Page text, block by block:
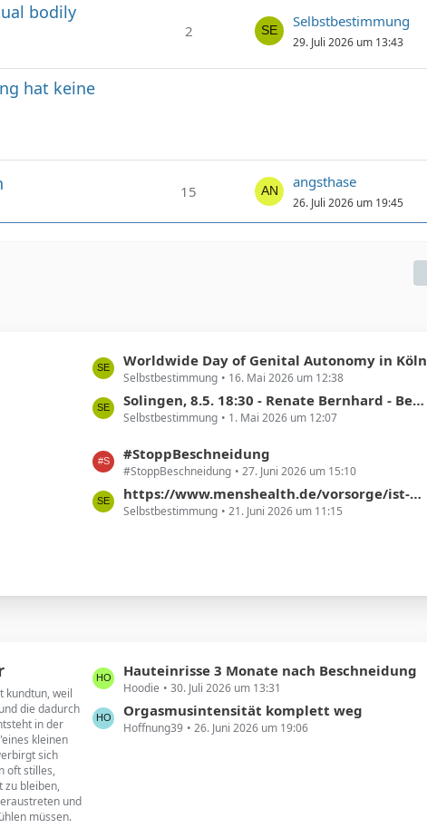
bodily
2
Selbstbestimmung
29. Juli 2026 um 13:43
hat keine
15
angsthase
26. Juli 2026 um 19:45
L
e
t
z
e
e
g
Worldwide Day of Genital Autonomy in Köln
Selbstbestimmung 16. Mai 2026 um 12:38
Solingen, 8.5. 18:30 - Renate Bernhard - Beschneidung ist nicht nur ein Thema von Religion oder Migration
Selbstbestimmung 1. Mai 2026 um 12:07
L
e
t
z
e
ä
g
e
#StoppBeschneidung
#StoppBeschneidung 27. Juni 2026 um 15:10
https://www.menshealth.de/vorsorge/ist-eine-beschneidung-sinnvoll/
Selbstbestimmung 21. Juni 2026 um 11:15
kundtun, weil
die dadurch
in der
kleinen
sich
oft stilles,
zu bleiben,
und
müssen.
L
e
t
z
Hauteinrisse 3 Monate nach Beschneidung
Hoodie 30. Juli 2026 um 13:31
Orgasmusintensität komplett weg
Hoffnung39 26. Juni 2026 um 19:06